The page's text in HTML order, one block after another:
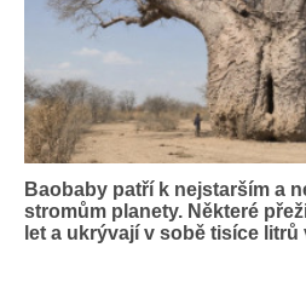
Baobaby patří k nejstarším a
stromům planety. Některé
let a ukrývají v sobě tisíce litrů